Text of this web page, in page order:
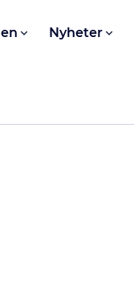
Nyheter